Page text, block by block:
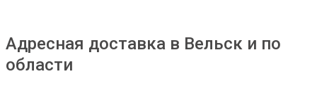
Адресная доставка в Вельск и по
области